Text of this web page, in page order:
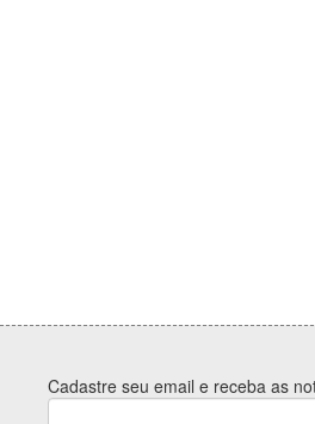
Cadastre seu email e receba as